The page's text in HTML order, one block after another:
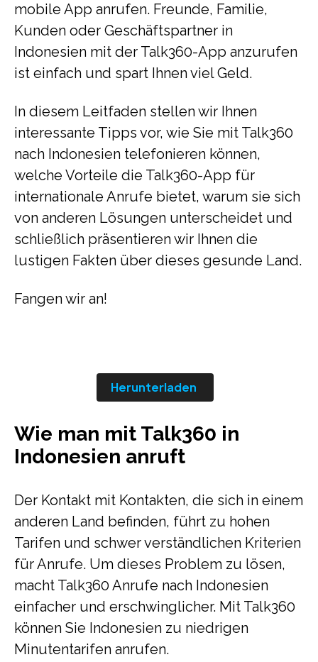
mobile App anrufen. Freunde, Familie,
Kunden oder Geschäftspartner in
Indonesien mit der Talk360-App anzurufen
ist einfach und spart Ihnen viel Geld.
In diesem Leitfaden stellen wir Ihnen
interessante Tipps vor, wie Sie mit Talk360
nach Indonesien telefonieren können,
welche Vorteile die Talk360-App für
internationale Anrufe bietet, warum sie sich
von anderen Lösungen unterscheidet und
schließlich präsentieren wir Ihnen die
lustigen Fakten über dieses gesunde Land.
Fangen wir an!
Herunterladen
Wie man mit Talk360 in
Indonesien anruft
Der Kontakt mit Kontakten, die sich in einem
anderen Land befinden, führt zu hohen
Tarifen und schwer verständlichen Kriterien
für Anrufe. Um dieses Problem zu lösen,
macht Talk360 Anrufe nach Indonesien
einfacher und erschwinglicher. Mit Talk360
können Sie Indonesien zu niedrigen
Minutentarifen anrufen.